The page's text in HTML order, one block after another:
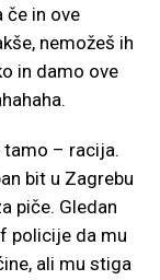
če in ove
nemožeš ih
in damo ove
tamo – racija.
bit u Zagrebu
piče. Gledan
policije da mu
ali mu stiga